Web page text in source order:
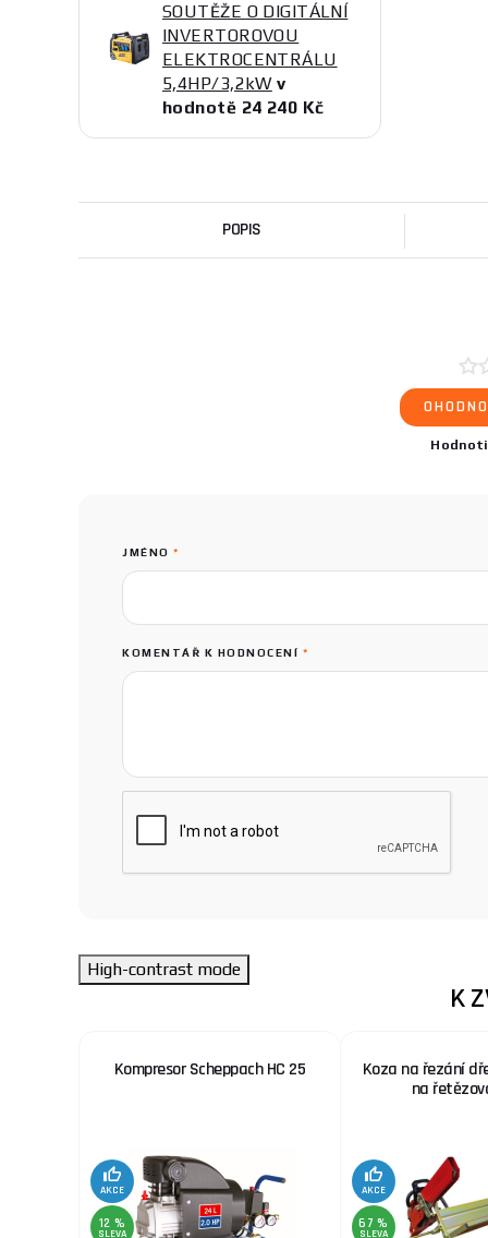
SOUTĚŽE O DIGITÁLNÍ
INVERTOROVOU
ELEKTROCENTRÁLU
5,4HP/3,2kW v
hodnotě 24 240 Kč
POPIS
JMÉNO *
KOMENTÁŘ K HODNOCENÍ *
High-contrast mode
K
Kompresor Scheppach HC 25
AKCE
12 %
SLEVA
Koza na řezání
na
AKCE
67 %
SLEVA